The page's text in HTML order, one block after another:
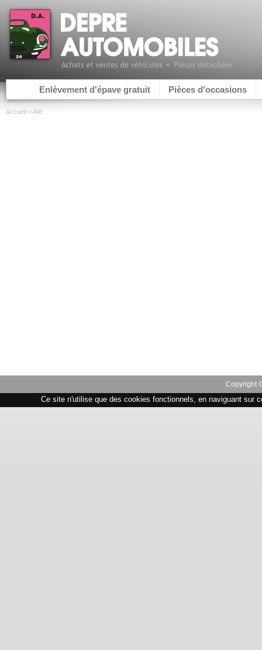
Enlèvement d'épave gratuit Pièces d'occasions
Accueil > Aile
Copyright
Ce site n'utilise que des cookies fonctionnels, en naviguant sur